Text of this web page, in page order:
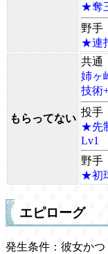
★奪
野手
★連
もらってない
共通
姉ヶ
技術
投手
★先
Lv1
野手
★初
エピローグ
発生条件：彼女か